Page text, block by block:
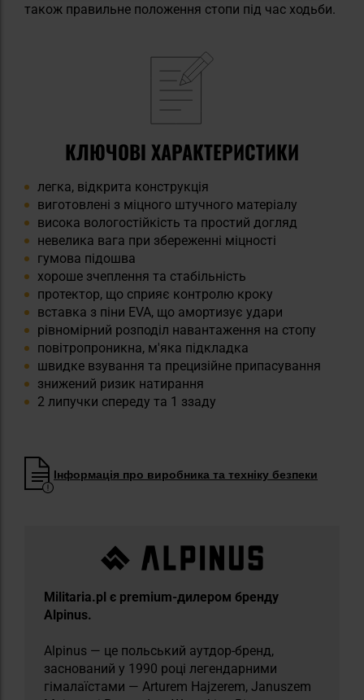
також правильне положення стопи під час ходьби.
КЛЮЧОВІ ХАРАКТЕРИСТИКИ
легка, відкрита конструкція
виготовлені з міцного штучного матеріалу
висока вологостійкість та простий догляд
невелика вага при збереженні міцності
гумова підошва
хороше зчеплення та стабільність
протектор, що сприяє контролю кроку
вставка з піни EVA, що амортизує удари
рівномірний розподіл навантаження на стопу
повітропроникна, м'яка підкладка
швидке взування та прецизійне припасування
знижений ризик натирання
2 липучки спереду та 1 ззаду
Інформація про виробника та техніку безпеки
Militaria.pl є premium-дилером бренду
Alpinus.
Alpinus — це польський аутдор-бренд,
заснований у 1990 році легендарними
гімалаїстами — Arturem Hajzerem, Januszem